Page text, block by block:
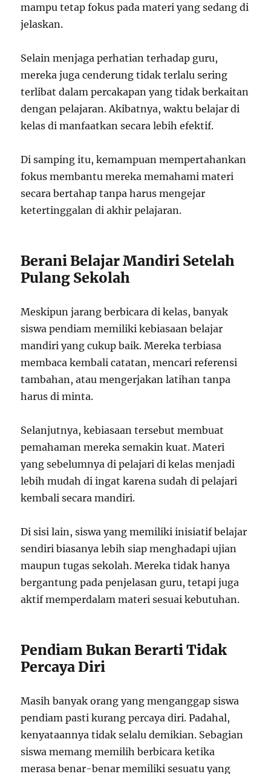
mampu tetap fokus pada materi yang sedang di
jelaskan.
Selain menjaga perhatian terhadap guru,
mereka juga cenderung tidak terlalu sering
terlibat dalam percakapan yang tidak berkaitan
dengan pelajaran. Akibatnya, waktu belajar di
kelas di manfaatkan secara lebih efektif.
Di samping itu, kemampuan mempertahankan
fokus membantu mereka memahami materi
secara bertahap tanpa harus mengejar
ketertinggalan di akhir pelajaran.
Berani Belajar Mandiri Setelah
Pulang Sekolah
Meskipun jarang berbicara di kelas, banyak
siswa pendiam memiliki kebiasaan belajar
mandiri yang cukup baik. Mereka terbiasa
membaca kembali catatan, mencari referensi
tambahan, atau mengerjakan latihan tanpa
harus di minta.
Selanjutnya, kebiasaan tersebut membuat
pemahaman mereka semakin kuat. Materi
yang sebelumnya di pelajari di kelas menjadi
lebih mudah di ingat karena sudah di pelajari
kembali secara mandiri.
Di sisi lain, siswa yang memiliki inisiatif belajar
sendiri biasanya lebih siap menghadapi ujian
maupun tugas sekolah. Mereka tidak hanya
bergantung pada penjelasan guru, tetapi juga
aktif memperdalam materi sesuai kebutuhan.
Pendiam Bukan Berarti Tidak
Percaya Diri
Masih banyak orang yang menganggap siswa
pendiam pasti kurang percaya diri. Padahal,
kenyataannya tidak selalu demikian. Sebagian
siswa memang memilih berbicara ketika
merasa benar-benar memiliki sesuatu yang